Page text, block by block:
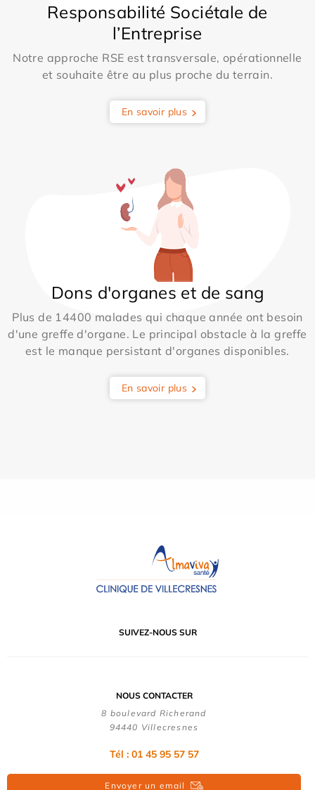
Responsabilité Sociétale de
l’Entreprise
Notre approche RSE est transversale, opérationnelle
et souhaite être au plus proche du terrain.
En savoir plus
Dons d'organes et de sang
Plus de 14400 malades qui chaque année ont besoin
d'une greffe d'organe. Le principal obstacle à la greffe
est le manque persistant d'organes disponibles.
En savoir plus
SUIVEZ-NOUS SUR
NOUS CONTACTER
8 boulevard Richerand
94440 Villecresnes
Tél : 01 45 95 57 57
Envoyer un email